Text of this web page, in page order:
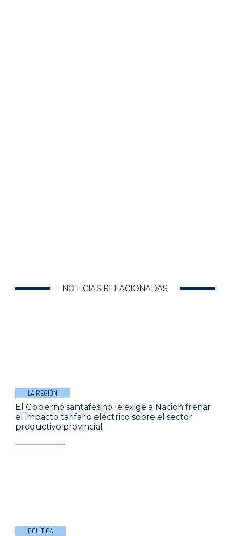
NOTICIAS RELACIONADAS
LA REGIÓN
El Gobierno santafesino le exige a Nación frenar
el impacto tarifario eléctrico sobre el sector
productivo provincial
POLÍTICA